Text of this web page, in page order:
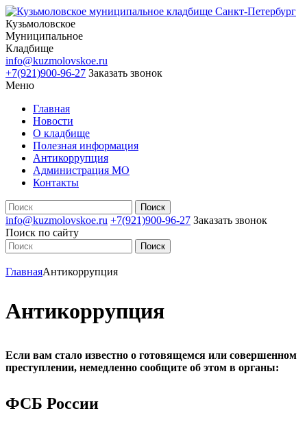
Кузьмоловское
Муниципальное
Кладбище
info@kuzmolovskoe.ru
+7(921)900-96-27 Заказать звонок
Меню
Главная
Новости
О кладбище
Полезная информация
Антикоррупция
Администрация МО
Контакты
info@kuzmolovskoe.ru +7(921)900-96-27 Заказать звонок
Поиск по сайту
ГлавнаяАнтикоррупция
Антикоррупция
Если вам стало известно о готовящемся или совершенном
преступлении, немедленно сообщите об этом в органы:
ФСБ России